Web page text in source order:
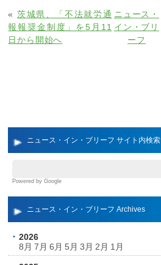
ニュース・イン・ブリーフ サイト内検索
Powered by Google
ニュース・イン・ブリーフ Archives
2026
8月 7月 6月 5月 3月 2月 1月
« 茨城県、「不法就労通
報報奨金制度」を5月11
日から開始へ
ニュース・
イン・ブリ
ーフ